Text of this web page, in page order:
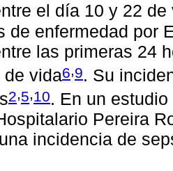
el día 10 y 22 de
de enfermedad por
las primeras 24
de vida6,9. Su
2,5,10. En un
Pereira
incidencia de